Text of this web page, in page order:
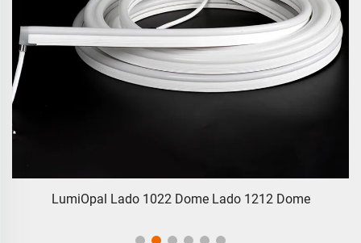
LumiOpal Lado 1022 Dome Lado 1212 Dome